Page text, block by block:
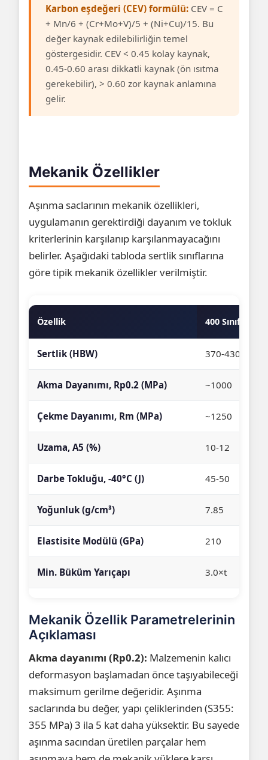
Karbon eşdeğeri (CEV) formülü: CEV = C
+ Mn/6 + (Cr+Mo+V)/5 + (Ni+Cu)/15. Bu
değer kaynak edilebilirliğin temel
göstergesidir. CEV < 0.45 kolay kaynak,
0.45-0.60 arası dikkatli kaynak (ön ısıtma
gerekebilir), > 0.60 zor kaynak anlamına
gelir.
Mekanik Özellikler
Aşınma saclarının mekanik özellikleri,
uygulamanın gerektirdiği dayanım ve tokluk
kriterlerinin karşılanıp karşılanmayacağını
belirler. Aşağıdaki tabloda sertlik sınıflarına
göre tipik mekanik özellikler verilmiştir.
Özellik 400 Sınıfı
Sertlik (HBW) 370-430
Akma Dayanımı, Rp0.2 (MPa) ~1000
Çekme Dayanımı, Rm (MPa) ~1250
Uzama, A5 (%) 10-12
Darbe Tokluğu, -40°C (J) 45-50
Yoğunluk (g/cm³) 7.85
Elastisite Modülü (GPa) 210
Min. Büküm Yarıçapı 3.0×t
Mekanik Özellik Parametrelerinin
Açıklaması
Akma dayanımı (Rp0.2): Malzemenin kalıcı
deformasyon başlamadan önce taşıyabileceği
maksimum gerilme değeridir. Aşınma
saclarında bu değer, yapı çeliklerinden (S355:
355 MPa) 3 ila 5 kat daha yüksektir. Bu sayede
aşınma sacından üretilen parçalar hem